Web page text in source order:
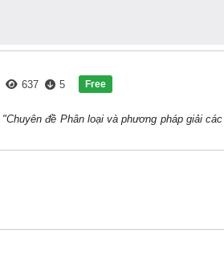
637 5 Free
"Chuyên đề Phân loại và phương pháp giải